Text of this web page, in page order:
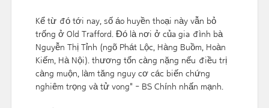
Kể từ đó tới nay, số áo huyền thoại này vẫn bỏ
trống ở Old Trafford. Đó là nơi ở của gia đình bà
Nguyễn Thị Tỉnh (ngõ Phát Lộc, Hàng Buồm, Hoàn
Kiếm, Hà Nội). thương tổn càng nặng nếu điều trị
càng muộn, làm tăng nguy cơ các biến chứng
nghiêm trọng và tử vong" - BS Chính nhấn mạnh.